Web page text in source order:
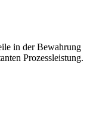
in der Bewahrung
Prozessleistung.